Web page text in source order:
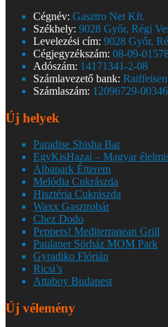
Cégnév: Gasztro Net Kft.
Székhely: 9028 Győr, Régi
Levelezési cím: 9028 Győr,
Cégjegyzékszám: 08-09-
Adószám: 14171341-2-08
Számlavezető bank:
Számlaszám: 12096729-
Új helyek
Paradise Shisha Bar
EgyKisHazai – Magyar
Albapark Étterem
Melódia Cukrászda
Hisztéria Cukrászda
Waxx Gasztrobár
Chez Dodo
Peppers! Mediterranean Grill
Paulaner Sörház MOM Park
Gyradiko Flórián
Ricsi’s
Attaboy Budapest
Új vélemény